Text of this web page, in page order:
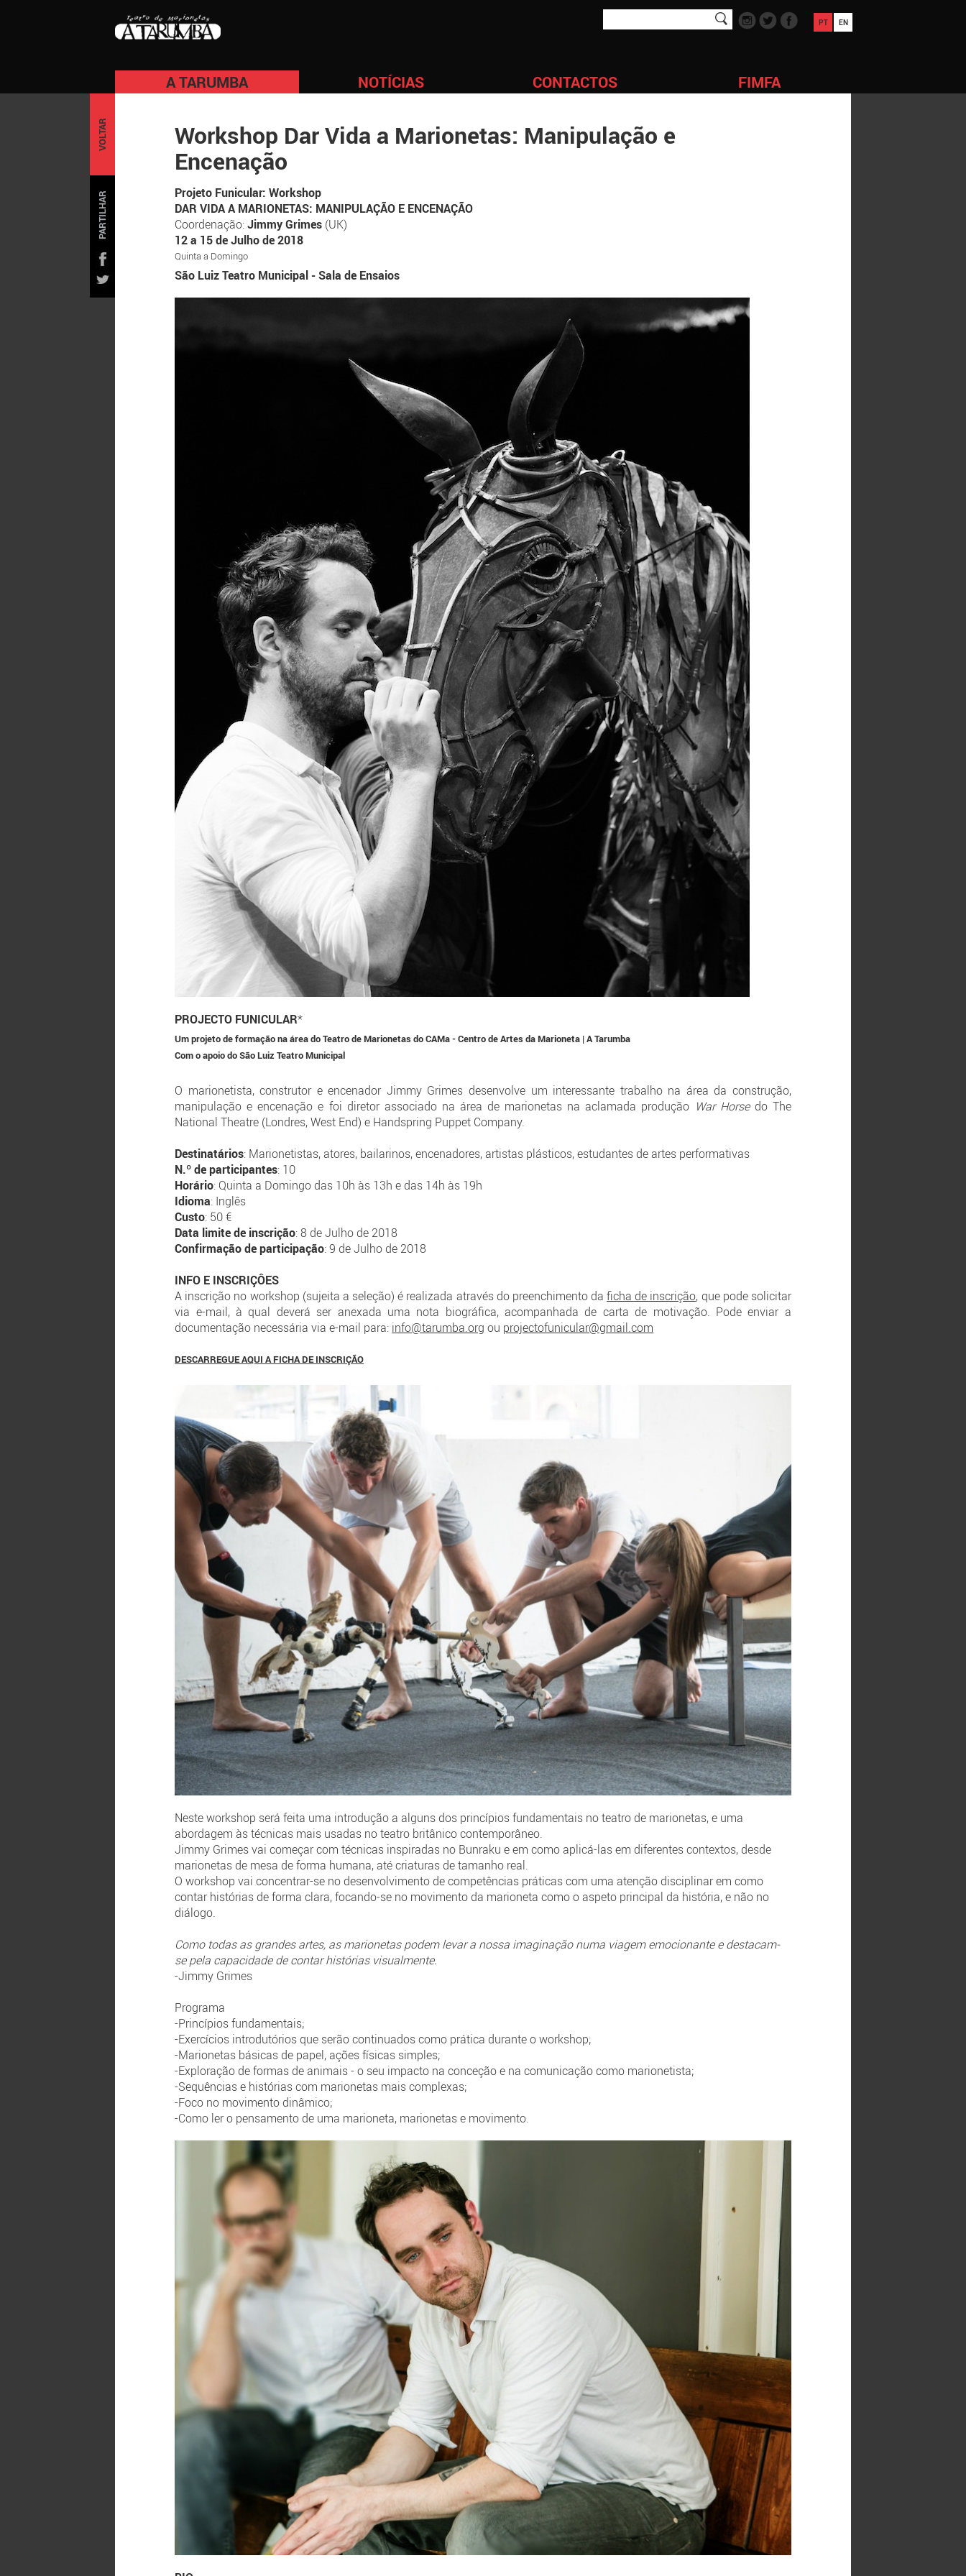
A TARUMBA NOTÍCIAS CONTACTOS FIMFA
PT EN
VOLTAR
PARTILHAR
Workshop Dar Vida a Marionetas: Manipulação e
Encenação
Projeto Funicular: Workshop
DAR VIDA A MARIONETAS: MANIPULAÇÃO E ENCENAÇÃO
Coordenação:Jimmy Grimes (UK)
12 a 15 de Julho de 2018
Quinta a Domingo
São Luiz Teatro Municipal - Sala de Ensaios
PROJECTO FUNICULAR*
Um projeto de formação na área do Teatro de Marionetas do CAMa - Centro de Artes da Marioneta | A Tarumba
Com o apoio do São Luiz Teatro Municipal
O marionetista, construtor e encenador Jimmy Grimes desenvolve um interessante trabalho na área da construção,
manipulação e encenação e foi diretor associado na área de marionetas na aclamada produção War Horsedo The
National Theatre (Londres, West End) e Handspring Puppet Company.
Destinatários: Marionetistas, atores, bailarinos, encenadores, artistas plásticos, estudantes de artes performativas
N.º de participantes: 10
Horário: Quinta a Domingo das 10h às 13h e das 14h às 19h
Idioma: Inglês
Custo: 50 €
Data limite de inscrição: 8 de Julho de 2018
Confirmação de participação: 9 de Julho de 2018
INFO E INSCRIÇÔES
A inscrição no workshop (sujeita a seleção) é realizada através do preenchimento daficha de inscrição, que pode solicitar
via e-mail, à qual deverá ser anexada uma nota biográfica, acompanhada de carta de motivação. Pode enviar a
documentação necessária via e-mail para: info@tarumba.org ou projectofunicular@gmail.com
DESCARREGUE AQUI A FICHA DE INSCRIÇÃO
Neste workshop será feita uma introdução a alguns dos princípios fundamentais no teatro de marionetas, e uma
abordagem às técnicas mais usadas no teatro britânico contemporâneo.
Jimmy Grimes vai começar com técnicas inspiradas no Bunraku e em como aplicá-las em diferentes contextos, desde
marionetas de mesa de forma humana, até criaturas de tamanho real.
O workshop vai concentrar-se no desenvolvimento de competências práticas com uma atenção disciplinar em como
contar histórias de forma clara, focando-se no movimento da marioneta como o aspeto principal da história, e não no
diálogo.
Como todas as grandes artes, as marionetas podem levar a nossa imaginação numa viagem emocionante e destacam-
se pela capacidade de contar histórias visualmente.
-Jimmy Grimes
Programa
-Princípios fundamentais;
-Exercícios introdutórios que serão continuados como prática durante o workshop;
-Marionetas básicas de papel, ações físicas simples;
-Exploração de formas de animais - o seu impacto na conceção e na comunicação como marionetista;
-Sequências e histórias com marionetas mais complexas;
-Foco no movimento dinâmico;
-Como ler o pensamento de uma marioneta, marionetas e movimento.